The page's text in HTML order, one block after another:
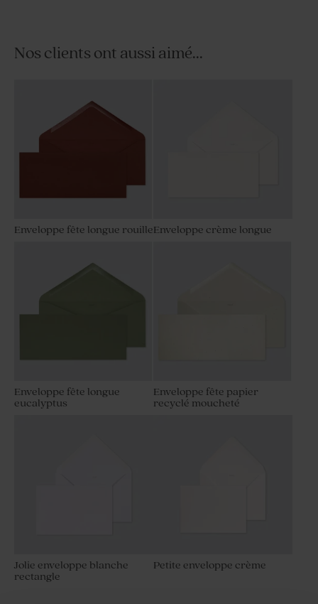
Nos clients ont aussi aimé...
Enveloppe fête longue rouilleEnveloppe crème longue
Enveloppe fête longue
eucalyptus
Enveloppe fête papier
recyclé moucheté
Jolie enveloppe blanche
rectangle
Petite enveloppe crème